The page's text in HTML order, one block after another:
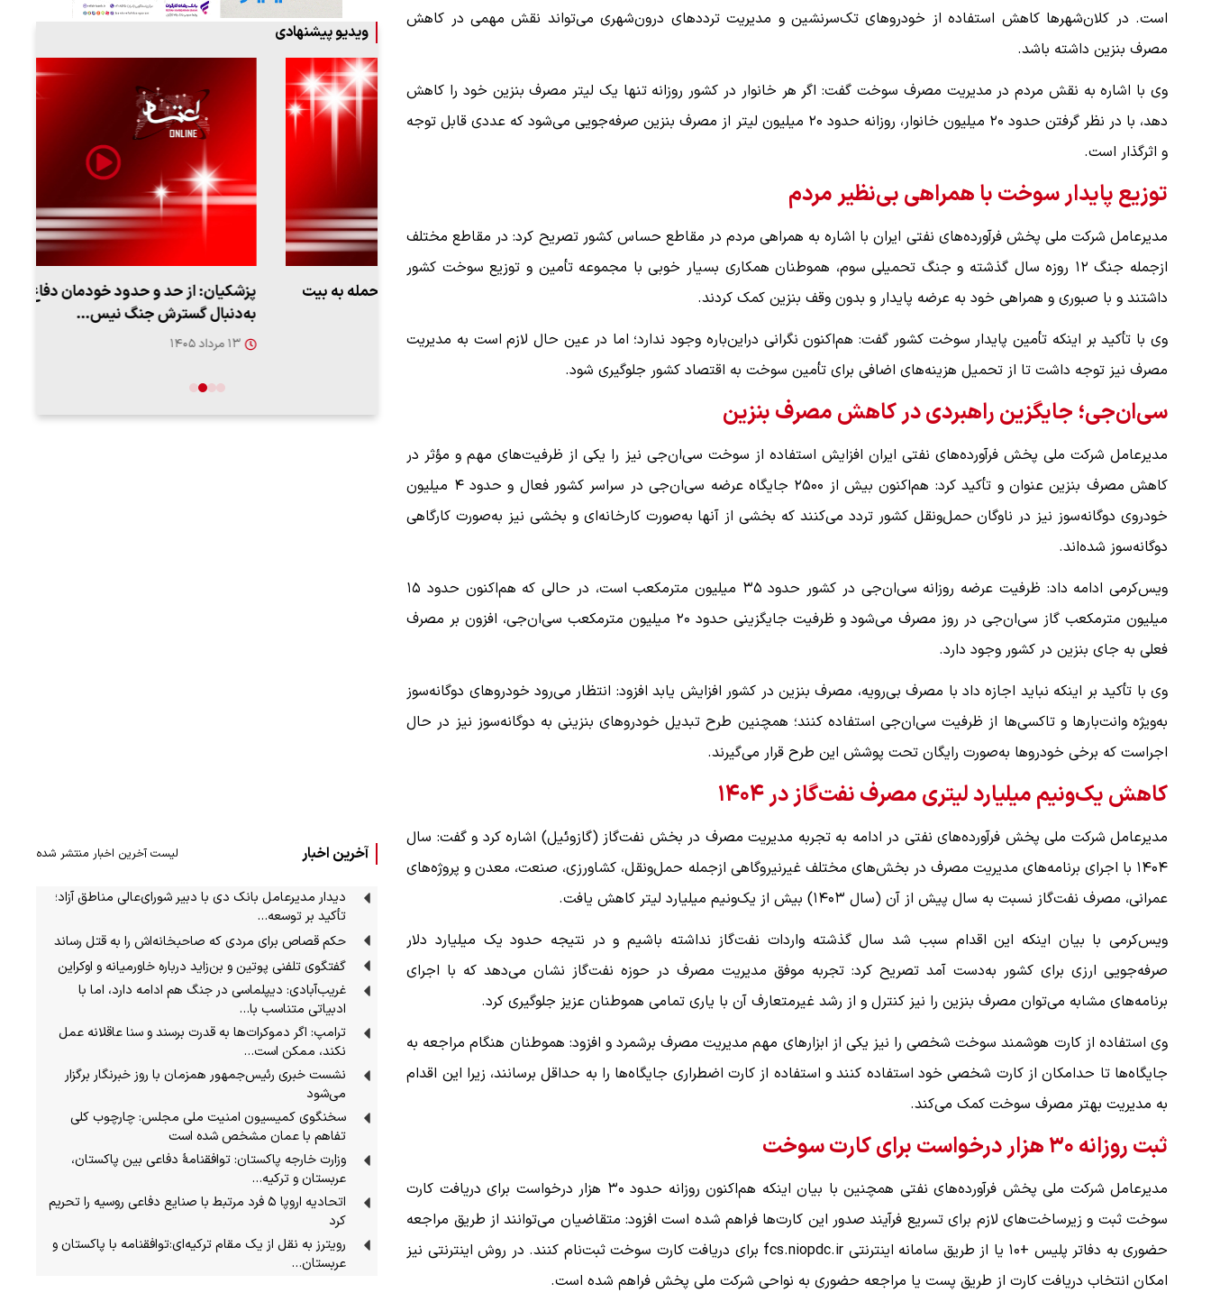
است. در کلان‌شهرها کاهش استفاده از خودروهای تک‌سرنشین و مدیریت ترددهای درون‌شهری می‌تواند نقش مهمی در کاهش
مصرف بنزین داشته باشد.
وی با اشاره به نقش مردم در مدیریت مصرف سوخت گفت: اگر هر خانوار در کشور روزانه تنها یک لیتر مصرف بنزین خود را کاهش
دهد، با در نظر گرفتن حدود ۲۰ میلیون خانوار، روزانه حدود ۲۰ میلیون لیتر از مصرف بنزین صرفه‌جویی می‌شود که عددی قابل توجه
و اثرگذار است.
توزیع پایدار سوخت با همراهی بی‌نظیر مردم
مدیرعامل شرکت ملی پخش فرآورده‌های نفتی ایران با اشاره به همراهی مردم در مقاطع حساس کشور تصریح کرد: در مقاطع مختلف
ازجمله جنگ ۱۲ روزه سال گذشته و جنگ تحمیلی سوم، هموطنان همکاری بسیار خوبی با مجموعه تأمین و توزیع سوخت کشور
داشتند و با صبوری و همراهی خود به عرضه پایدار و بدون وقف بنزین کمک کردند.
وی با تأکید بر اینکه تأمین پایدار سوخت کشور گفت: هم‌اکنون نگرانی دراین‌باره وجود ندارد؛ اما در عین حال لازم است به مدیریت
مصرف نیز توجه داشت تا از تحمیل هزینه‌های اضافی برای تأمین سوخت به اقتصاد کشور جلوگیری شود.
سی‌ان‌جی؛ جایگزین راهبردی در کاهش مصرف بنزین
مدیرعامل شرکت ملی پخش فرآورده‌های نفتی ایران افزایش استفاده از سوخت سی‌ان‌جی نیز را یکی از ظرفیت‌های مهم و مؤثر در
کاهش مصرف بنزین عنوان و تأکید کرد: هم‌اکنون بیش از ۲۵۰۰ جایگاه عرضه سی‌ان‌جی در سراسر کشور فعال و حدود ۴ میلیون
خودروی دوگانه‌سوز نیز در ناوگان حمل‌ونقل کشور تردد می‌کنند که بخشی از آنها به‌صورت کارخانه‌ای و بخشی نیز به‌صورت کارگاهی
دوگانه‌سوز شده‌اند.
ویس‌کرمی ادامه داد: ظرفیت عرضه روزانه سی‌ان‌جی در کشور حدود ۳۵ میلیون مترمکعب است، در حالی که هم‌اکنون حدود ۱۵
میلیون مترمکعب گاز سی‌ان‌جی در روز مصرف می‌شود و ظرفیت جایگزینی حدود ۲۰ میلیون مترمکعب سی‌ان‌جی، افزون بر مصرف
فعلی به جای بنزین در کشور وجود دارد.
وی با تأکید بر اینکه نباید اجازه داد با مصرف بی‌رویه، مصرف بنزین در کشور افزایش یابد افزود: انتظار می‌رود خودروهای دوگانه‌سوز
به‌ویژه وانت‌بارها و تاکسی‌ها از ظرفیت سی‌ان‌جی استفاده کنند؛ همچنین طرح تبدیل خودروهای بنزینی به دوگانه‌سوز نیز در حال
اجراست که برخی خودروها به‌صورت رایگان تحت پوشش این طرح قرار می‌گیرند.
کاهش یک‌ونیم میلیارد لیتری مصرف نفت‌گاز در ۱۴۰۴
مدیرعامل شرکت ملی پخش فرآورده‌های نفتی در ادامه به تجربه مدیریت مصرف در بخش نفت‌گاز (گازوئیل) اشاره کرد و گفت: سال
۱۴۰۴ با اجرای برنامه‌های مدیریت مصرف در بخش‌های مختلف غیرنیروگاهی ازجمله حمل‌ونقل، کشاورزی، صنعت، معدن و پروژه‌های
عمرانی، مصرف نفت‌گاز نسبت به سال پیش از آن (سال ۱۴۰۳) بیش از یک‌ونیم میلیارد لیتر کاهش یافت.
ویس‌کرمی با بیان اینکه این اقدام سبب شد سال گذشته واردات نفت‌گاز نداشته باشیم و در نتیجه حدود یک میلیارد دلار
صرفه‌جویی ارزی برای کشور به‌دست آمد تصریح کرد: تجربه موفق مدیریت مصرف در حوزه نفت‌گاز نشان می‌دهد که با اجرای
برنامه‌های مشابه می‌توان مصرف بنزین را نیز کنترل و از رشد غیرمتعارف آن با یاری تمامی هموطنان عزیز جلوگیری کرد.
وی استفاده از کارت هوشمند سوخت شخصی را نیز یکی از ابزارهای مهم مدیریت مصرف برشمرد و افزود: هموطنان هنگام مراجعه به
جایگاه‌ها تا حدامکان از کارت شخصی خود استفاده کنند و استفاده از کارت اضطراری جایگاه‌ها را به حداقل برسانند، زیرا این اقدام
به مدیریت بهتر مصرف سوخت کمک می‌کند.
ثبت روزانه ۳۰ هزار درخواست برای کارت سوخت
مدیرعامل شرکت ملی پخش فرآورده‌های نفتی همچنین با بیان اینکه هم‌اکنون روزانه حدود ۳۰ هزار درخواست برای دریافت کارت
سوخت ثبت و زیرساخت‌های لازم برای تسریع فرآیند صدور این کارت‌ها فراهم شده است افزود: متقاضیان می‌توانند از طریق مراجعه
حضوری به دفاتر پلیس +۱۰ یا از طریق سامانه اینترنتی fcs.niopdc.ir برای دریافت کارت سوخت ثبت‌نام کنند. در روش اینترنتی نیز
امکان انتخاب دریافت کارت از طریق پست یا مراجعه حضوری به نواحی شرکت ملی پخش فراهم شده است.
ویدیو پیشنهادی
ببینید| لحظه بمباران خیابان فردوسی در جنگ ۴۰
ببینید| ویدئویی جدید از لحظه زلزله ۷.۱ ریشتری
"کوماموتو" ژاپن ۹ روز…
۱۶ مرداد ۱۴۰۵ ۱۴ مرداد ۱۴۰۵
پزشکیان: از حد و حدود خودمان دفاع می‌کنیم، اما
به‌دنبال گسترش جنگ نیس…
آخرین اخبار لیست آخرین اخبار منتشر شده
دیدار مدیرعامل بانک دی با دبیر شورای‌عالی مناطق آزاد؛
تأکید بر توسعه…
حکم قصاص برای مردی که صاحبخانه‌اش را به قتل رساند
گفتگوی تلفنی پوتین و بن‌زاید درباره خاورمیانه و اوکراین
غریب‌آبادی: دیپلماسی در جنگ هم ادامه دارد، اما با
ادبیاتی متناسب با…
ترامپ: اگر دموکرات‌ها به قدرت برسند و سنا عاقلانه عمل
نکند، ممکن است…
نشست خبری رئیس‌جمهور همزمان با روز خبرنگار برگزار
می‌شود
سخنگوی کمیسیون امنیت ملی مجلس: چارچوب کلی
تفاهم با عمان مشخص شده است
وزارت خارجه پاکستان: توافقنامهٔ دفاعی بین پاکستان،
عربستان و ترکیه…
اتحادیه اروپا ۵ فرد مرتبط با صنایع دفاعی روسیه را تحریم
کرد
رویترز به نقل از یک مقام ترکیه‌ای:توافقنامه با پاکستان و
عربستان…